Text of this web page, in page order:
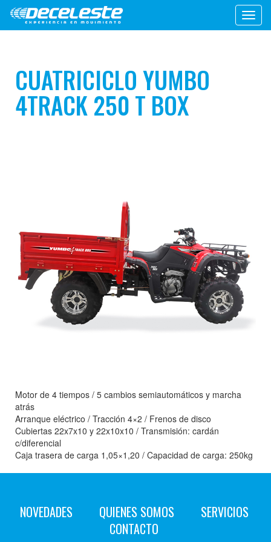
CUATRICICLO YUMBO
4TRACK 250 T BOX
Motor de 4 tiempos / 5 cambios semiautomáticos y marcha
atrás
Arranque eléctrico / Tracción 4×2 / Frenos de disco
Cubiertas 22x7x10 y 22x10x10 / Transmisión: cardán
c/diferencial
Caja trasera de carga 1,05×1,20 / Capacidad de carga: 250kg
NOVEDADES QUIENES SOMOS
SERVICIOS
CONTACTO